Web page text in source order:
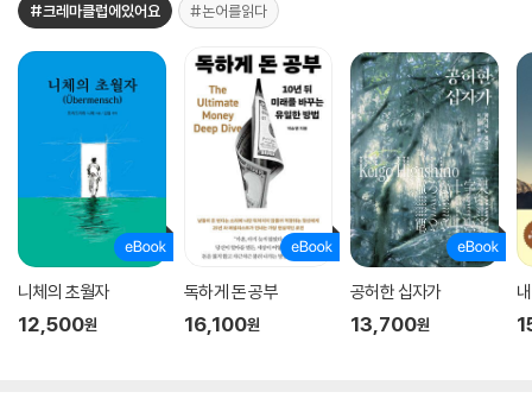
#크레마클럽에있어요 #논어를읽다
니체의 초월자
12,500원
독하게 돈 공부
16,100원
공허한 십자가
13,700원